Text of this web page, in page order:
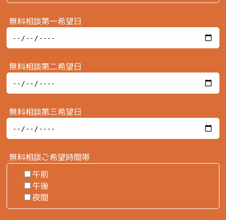
無料相談第一希望日
無料相談第二希望日
無料相談第三希望日
無料相談ご希望時間帯
午前
午後
夜間